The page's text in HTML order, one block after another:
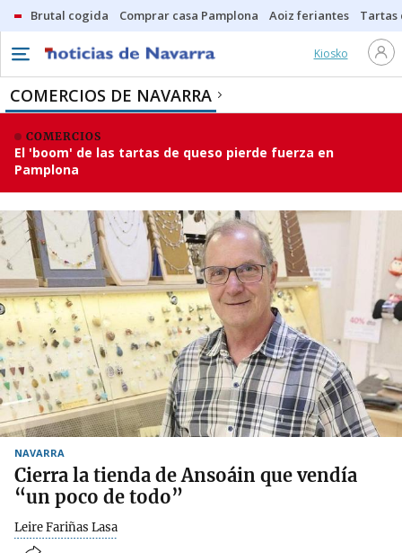
Brutal cogida Comprar casa Pamplona Aoiz feriantes Tartas
Kiosko
COMERCIOS DE NAVARRA
COMERCIOS
El 'boom' de las tartas de queso pierde fuerza en
Pamplona
NAVARRA
Cierra la tienda de Ansoáin que vendía
“un poco de todo”
Leire Fariñas Lasa